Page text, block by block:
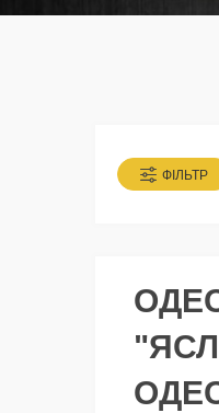
ФІЛЬТР